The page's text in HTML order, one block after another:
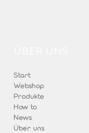
Start
Webshop
Produkte
How to
News
Über uns